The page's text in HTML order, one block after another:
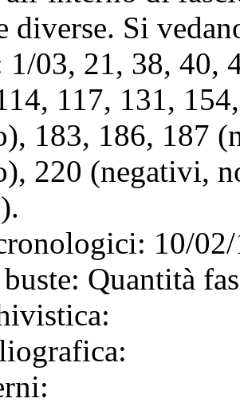
diverse. Si
03, 21, 38, 40,
117, 131,
183, 186, 187
220 (negativi,
10/
Quantità